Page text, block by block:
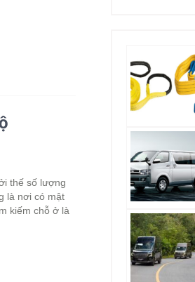
thế số lượng
là nơi có mật
kiếm chỗ ở là